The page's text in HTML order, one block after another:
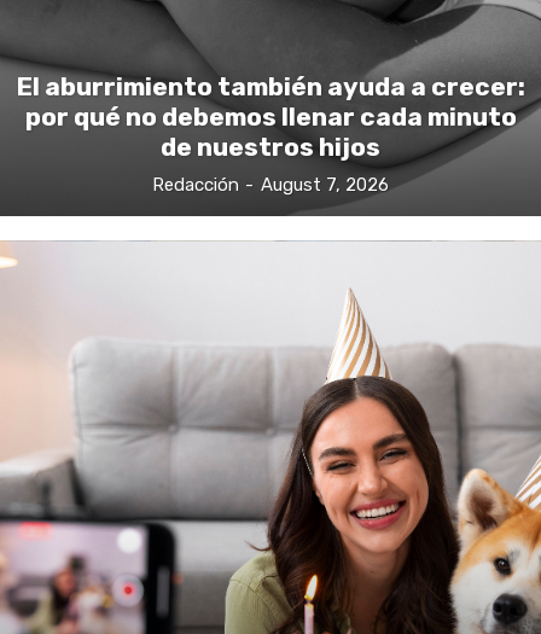
El aburrimiento también ayuda a crecer:
por qué no debemos llenar cada minuto
de nuestros hijos
Redacción - August 7, 2026